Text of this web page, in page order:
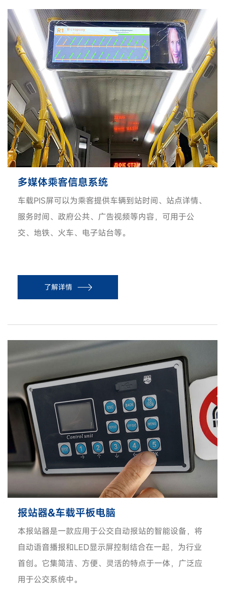
多媒体乘客信息系统
车载PIS屏可以为乘客提供车辆到站时间、站点详情、
服务时间、政府公共、广告视频等内容，可用于公
交、地铁、火车、电子站台等。
了解详情
报站器&车载平板电脑
本报站器是一款应用于公交自动报站的智能设备，将
自动语音播报和LED显示屏控制结合在一起，为行业
首创。它集简洁、方便、灵活的特点于一体，广泛应
用于公交系统中。